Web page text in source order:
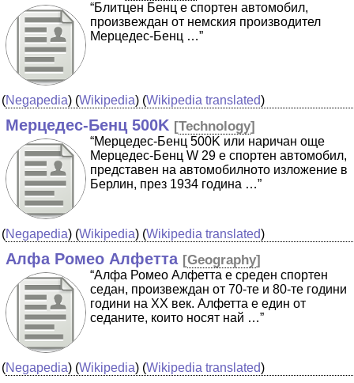
“Блитцен Бенц е спортен автомобил,
произвеждан от немския производител
Мерцедес-Бенц …”
(Negapedia) (Wikipedia) (Wikipedia translated)
Мерцедес-Бенц 500K [Technology]
“Мерцедес-Бенц 500K или наричан още
Мерцедес-Бенц W 29 е спортен автомобил,
представен на автомобилното изложение в
Берлин, през 1934 година …”
(Negapedia) (Wikipedia) (Wikipedia translated)
Алфа Ромео Алфетта [Geography]
“Алфа Ромео Алфетта е среден спортен
седан, произвеждан от 70-те и 80-те години
години на XX век. Алфетта е един от
седаните, които носят най …”
(Negapedia) (Wikipedia) (Wikipedia translated)